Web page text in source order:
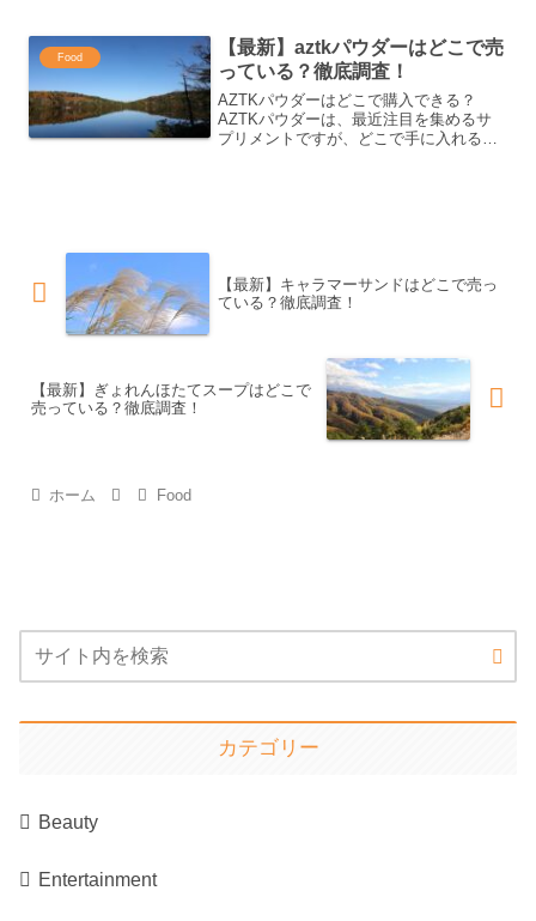
なりますよね。今回は、ちょ...
Food
【最新】aztkパウダーはどこで売
っている？徹底調査！
AZTKパウダーはどこで購入できる？
AZTKパウダーは、最近注目を集めるサ
プリメントですが、どこで手に入れるこ
【最新】キャラマーサンドはどこで売っ
ている？徹底調査！
【最新】ぎょれんほたてスープはどこで
売っている？徹底調査！
ホーム Food
カテゴリー
Beauty
Entertainment